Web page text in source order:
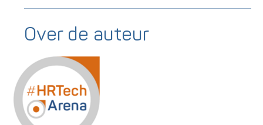
Over de auteur